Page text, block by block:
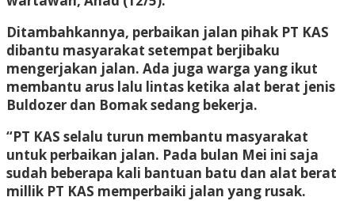
Ditambahkannya, perbaikan jalan pihak PT KAS
dibantu masyarakat setempat berjibaku
mengerjakan jalan. Ada juga warga yang ikut
membantu arus lalu lintas ketika alat berat jenis
Buldozer dan Bomak sedang bekerja.
“PT KAS selalu turun membantu masyarakat
untuk perbaikan jalan. Pada bulan Mei ini saja
sudah beberapa kali bantuan batu dan alat berat
millik PT KAS memperbaiki jalan yang rusak.